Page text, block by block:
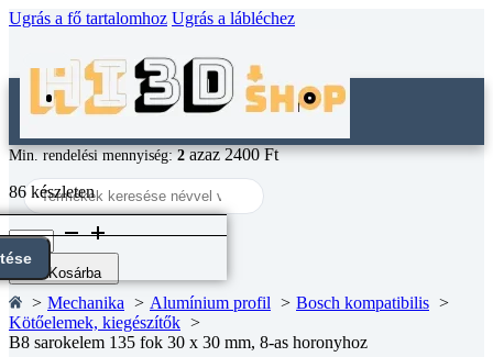
Ugrás a fő tartalomhoz Ugrás a lábléchez
Search
...
Min. rendelési mennyiség:2azaz 2400 Ft
86 készleten
B8
sarokelem
135
fok
30
x
30
Kosárba
Mechanika Alumínium profil
Bosch kompatibilis
Kötőelemek, kiegészítők
B8 sarokelem 135 fok 30 x 30 mm, 8-as horonyhoz